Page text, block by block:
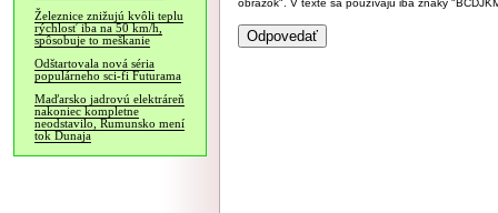
Železnice znižujú kvôli teplu
rýchlosť iba na 50 km/h,
spôsobuje to meškanie
Odštartovala nová séria
populárneho sci-fi Futurama
Maďarsko jadrovú elektráreň
nakoniec kompletne
neodstavilo, Rumunsko mení
tok Dunaja
obrázok". V texte sa používajú iba znaky